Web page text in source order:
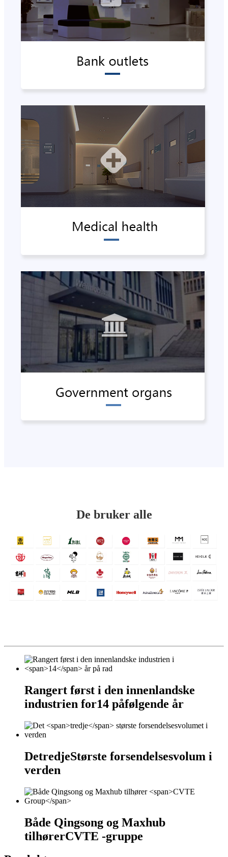
De bruker alle
Rangert først i den innenlandske
industrien for14 påfølgende år
DetredjeStørste forsendelsesvolum i
verden
Både Qingsong og Maxhub
tilhørerCVTE -gruppe